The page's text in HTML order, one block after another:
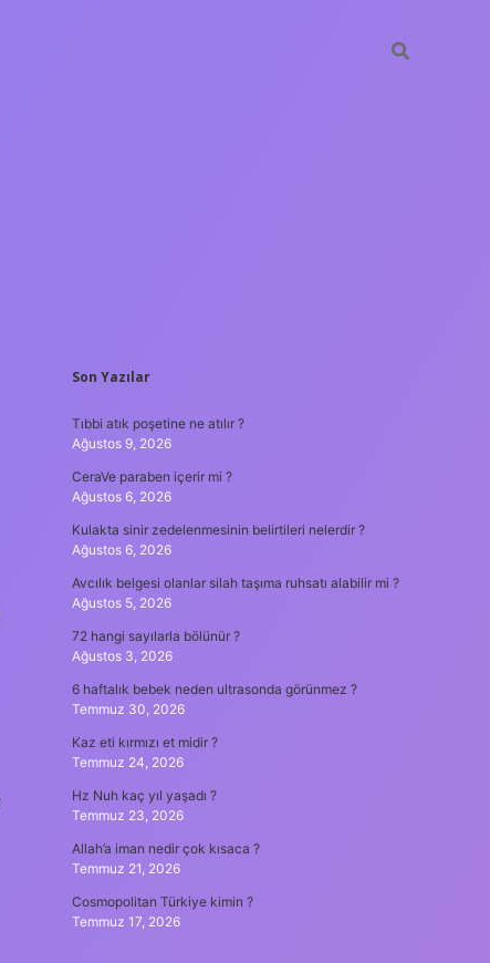
SIDEBAR
Son Yazılar
Tıbbi atık poşetine ne atılır ?
Ağustos 9, 2026
CeraVe paraben içerir mi ?
Ağustos 6, 2026
Kulakta sinir zedelenmesinin belirtileri nelerdir ?
Ağustos 6, 2026
Avcılık belgesi olanlar silah taşıma ruhsatı alabilir mi ?
Ağustos 5, 2026
72 hangi sayılarla bölünür ?
Ağustos 3, 2026
6 haftalık bebek neden ultrasonda görünmez ?
Temmuz 30, 2026
Kaz eti kırmızı et midir ?
Temmuz 24, 2026
Hz Nuh kaç yıl yaşadı ?
Temmuz 23, 2026
Allah’a iman nedir çok kısaca ?
Temmuz 21, 2026
Cosmopolitan Türkiye kimin ?
Temmuz 17, 2026